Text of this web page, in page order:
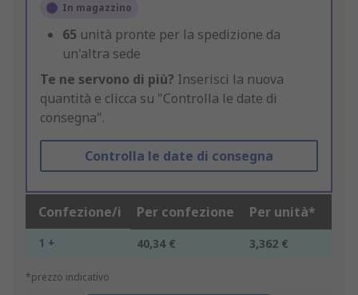
In magazzino
65 unità pronte per la spedizione da
un'altra sede
Te ne servono di più? Inserisci la nuova
quantità e clicca su "Controlla le date di
consegna".
Controlla le date di consegna
Confezione/i Per confezione Per unità*
1 + 40,34 € 3,362 €
*prezzo indicativo